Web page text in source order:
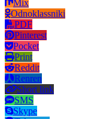
Mix
Odnoklassniki
PDF
Pinterest
Pocket
Print
Reddit
Renren
Short link
SMS
Skype